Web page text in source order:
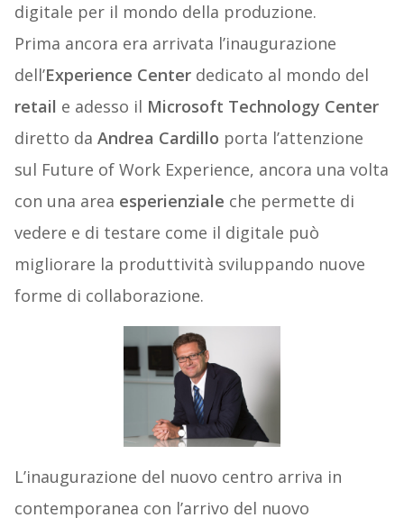
digitale per il mondo della produzione.
Prima ancora era arrivata l’inaugurazione
dell’Experience Centerdedicato al mondo del
retail e adesso il Microsoft Technology Center
diretto da Andrea Cardillo porta l’attenzione
sul Future of Work Experience, ancora una volta
con una area esperienziale che permette di
vedere e di testare come il digitale può
migliorare la produttività sviluppando nuove
forme di collaborazione.
L’inaugurazione del nuovo centro arriva in
contemporanea con l’arrivo del nuovo